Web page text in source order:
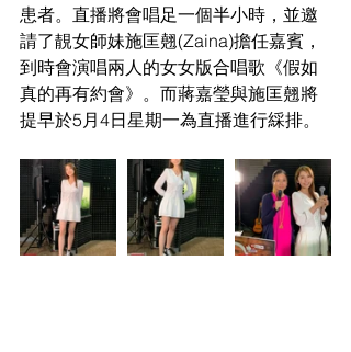
患者。直播將會唱足一個半小時，並邀
請了靚女師妹施匡翹(Zaina)擔任嘉賓，
到時會演唱兩人的女女版合唱歌《假如
真的再有約會》。而蔣嘉瑩與施匡翹將
提早於5月4日星期一為直播進行綵排。